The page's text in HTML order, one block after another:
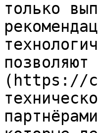
только
(https://